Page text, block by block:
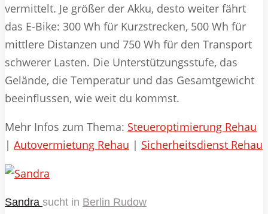
vermittelt. Je größer der Akku, desto weiter fährt
das E-Bike: 300 Wh für Kurzstrecken, 500 Wh für
mittlere Distanzen und 750 Wh für den Transport
schwerer Lasten. Die Unterstützungsstufe, das
Gelände, die Temperatur und das Gesamtgewicht
beeinflussen, wie weit du kommst.
Mehr Infos zum Thema: Steueroptimierung Rehau
| Autovermietung Rehau | Sicherheitsdienst Rehau
Sandra sucht in Berlin Rudow